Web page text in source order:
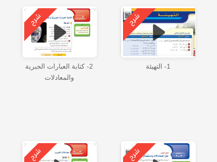
1- التهيئة
2- كتابة العبارات الجبرية
والمعادلات